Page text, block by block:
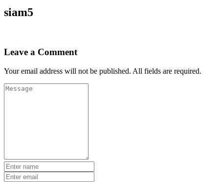
siam5
Leave a Comment
Your email address will not be published. All fields are required.